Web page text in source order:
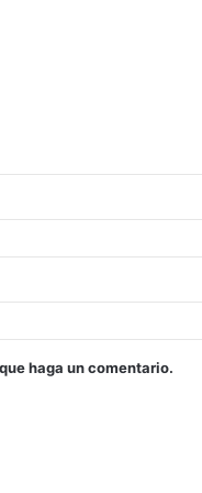
haga un comentario.